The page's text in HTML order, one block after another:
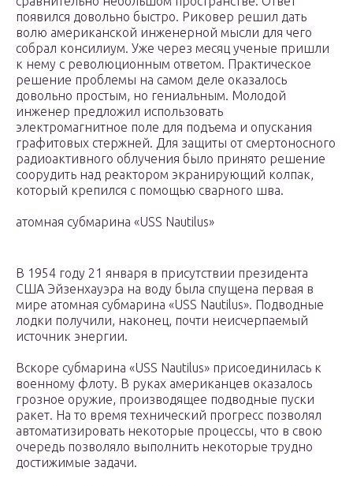
появился довольно быстро. Риковер решил дать
волю американской инженерной мысли для чего
собрал консилиум. Уже через месяц ученые пришли
к нему с революционным ответом. Практическое
решение проблемы на самом деле оказалось
довольно простым, но гениальным. Молодой
инженер предложил использовать
электромагнитное поле для подъема и опускания
графитовых стержней. Для защиты от смертоносного
радиоактивного облучения было принято решение
соорудить над реактором экранирующий колпак,
который крепился с помощью сварного шва.
атомная субмарина «USS Nautilus»
В 1954 году 21 января в присутствии президента
США Эйзенхауэра на воду была спущена первая в
мире атомная субмарина «USS Nautilus». Подводные
лодки получили, наконец, почти неисчерпаемый
источник энергии.
Вскоре субмарина «USS Nautilus» присоединилась к
военному флоту. В руках американцев оказалось
грозное оружие, производящее подводные пуски
ракет. На то время технический прогресс позволял
автоматизировать некоторые процессы, что в свою
очередь позволяло выполнить некоторые трудно
достижимые задачи.